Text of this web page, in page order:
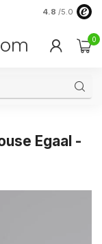
4.8 /5.0
0
Egaal -